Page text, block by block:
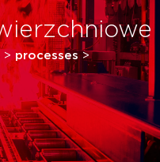
> processes>